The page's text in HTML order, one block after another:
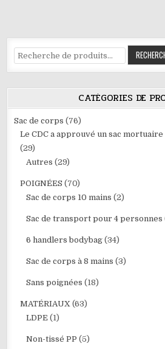
Recherche
pour :
CATÉGORIES DE
Sac de corps (76)
Le CDC a approuvé un sac
(29)
Autres (29)
POIGNÉES (70)
Sac de corps 10 mains (2)
Sac de transport pour 4 personnes
6 handlers bodybag (34)
Sac de corps à 8 mains (3)
Sans poignées (18)
MATÉRIAUX (63)
LDPE (1)
Non-tissé PP (5)